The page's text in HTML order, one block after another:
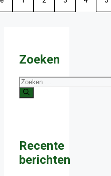
Zoeken
Zoek
naar:
Recente
berichten